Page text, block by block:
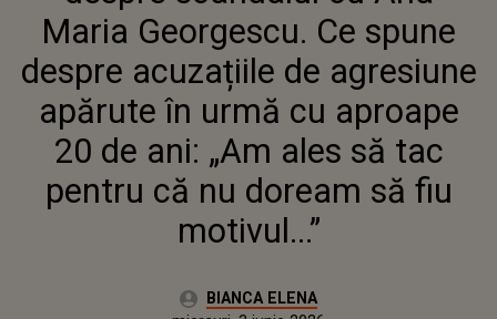
AGRESIUNE APĂRUTE ÎN URMĂ
CU APROAPE 20 DE ANI: „AM
ALES SĂ TAC PENTRU CĂ NU
DOREAM SĂ FIU MOTIVUL...”
Maria Georgescu. Ce spune
despre acuzațiile de agresiune
apărute în urmă cu aproape
20 de ani: „Am ales să tac
pentru că nu doream să fiu
motivul...”
Autor:BIANCA ELENA